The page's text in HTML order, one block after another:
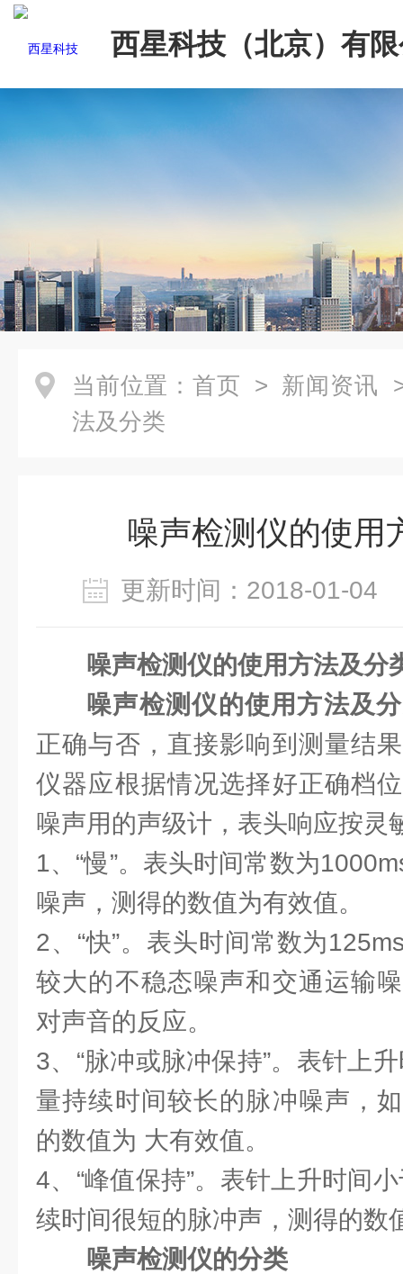
西星科技（北京）有
当前位置： 首页 > 新闻资讯
法及分类
噪声检测仪的使用
更新时间：2018-01-
噪声检测仪的使用方法及分
噪声检测仪的使用方法及
正确与否，直接影响到测量结
仪器应根据情况选择好正确档
噪声用的声级计，表头响应按灵
1、“慢”。表头时间常数为
噪声，测得的数值为有效值。
2、“快”。表头时间常数为
较大的不稳态噪声和交通运输
对声音的反应。
3、“脉冲或脉冲保持”。表针上
量持续时间较长的脉冲噪声，
的数值为 大有效值。
4、“峰值保持”。表针上升时间
续时间很短的脉冲声，测得的数
噪声检测仪的分类